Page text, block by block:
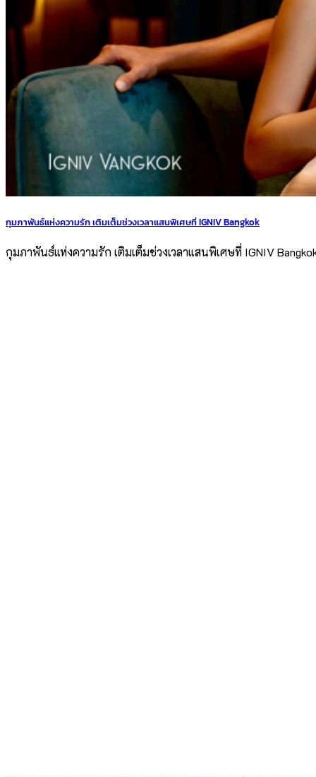
กุมภาพันธ์แห่งความรัก เติมเต็มช่วงเวลาแสนพิเศษที่ IGNIV Bangkok
กุมภาพันธ์แห่งความรัก เติมเต็มช่วงเวลาแสนพิเศษที่ IGNIV